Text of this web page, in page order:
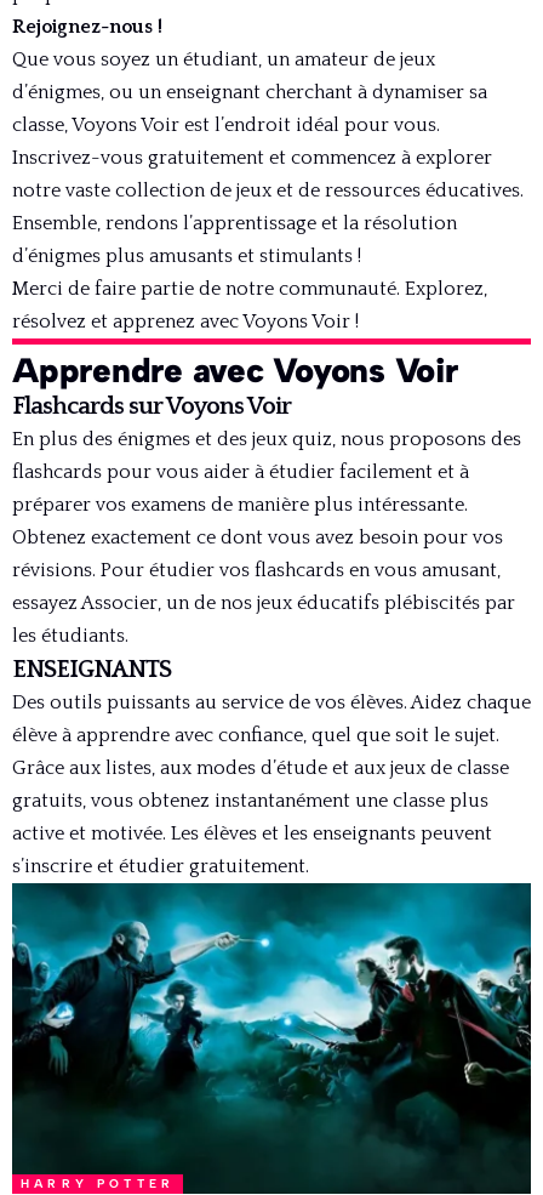
Rejoignez-nous !
Que vous soyez un étudiant, un amateur de jeux
d’énigmes, ou un enseignant cherchant à dynamiser sa
classe, Voyons Voir est l’endroit idéal pour vous.
Inscrivez-vous gratuitement et commencez à explorer
notre vaste collection de jeux et de ressources éducatives.
Ensemble, rendons l’apprentissage et la résolution
d’énigmes plus amusants et stimulants !
Merci de faire partie de notre communauté. Explorez,
résolvez et apprenez avec Voyons Voir !
Apprendre avec Voyons Voir
Flashcards sur Voyons Voir
En plus des énigmes et des jeux quiz, nous proposons des
flashcards pour vous aider à étudier facilement et à
préparer vos examens de manière plus intéressante.
Obtenez exactement ce dont vous avez besoin pour vos
révisions. Pour étudier vos flashcards en vous amusant,
essayez Associer, un de nos jeux éducatifs plébiscités par
les étudiants.
ENSEIGNANTS
Des outils puissants au service de vos élèves. Aidez chaque
élève à apprendre avec confiance, quel que soit le sujet.
Grâce aux listes, aux modes d’étude et aux jeux de classe
gratuits, vous obtenez instantanément une classe plus
active et motivée. Les élèves et les enseignants peuvent
s’inscrire et étudier gratuitement.
HARRY POTTER